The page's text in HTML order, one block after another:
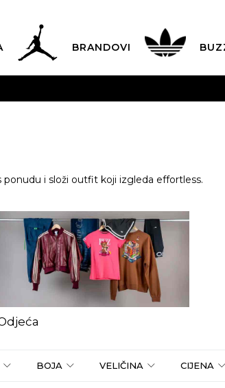
BRANDOVI
RATE do 12 rata bez kamata
besplatno preuzimanje u trgovini
SLUŽBA kontaktirajte nas brzo i
DO R1 RAČUNA POGLEDAJ VIŠE
i složi outfit koji izgleda effortless.
BOJA VELIČINA CIJENA